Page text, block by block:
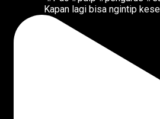
Kapan lagi bisa ngintip